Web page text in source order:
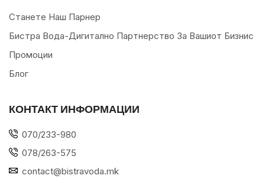
Станете Наш Парнер
Бистра Вода-Дигитално Партнерство За Вашиот Бизнис
Промоции
Блог
КОНТАКТ ИНФОРМАЦИИ
070/233-980
078/263-575
contact@bistravoda.mk